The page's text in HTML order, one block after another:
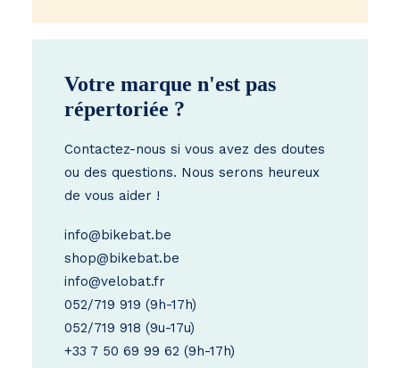
Votre marque n'est pas
répertoriée ?
Contactez-nous si vous avez des doutes
ou des questions. Nous serons heureux
de vous aider !
info@bikebat.be
shop@bikebat.be
info@velobat.fr
052/719 919 (9h-17h)
052/719 918 (9u-17u)
+33 7 50 69 99 62 (9h-17h)